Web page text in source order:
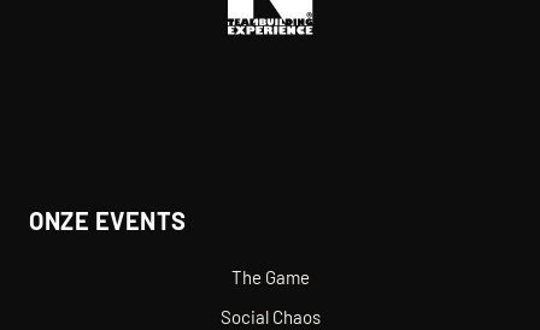
ONZE EVENTS
The Game
Social Chaos